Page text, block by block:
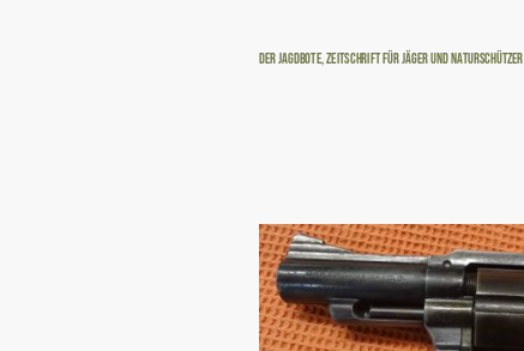
Der Jagdbote, Zeitschrift für Jäger und Naturschützer